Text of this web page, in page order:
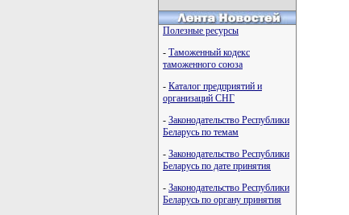
Полезные ресурсы
- Таможенный кодекс
таможенного союза
- Каталог предприятий и
организаций СНГ
- Законодательство Республики
Беларусь по темам
- Законодательство Республики
Беларусь по дате принятия
- Законодательство Республики
Беларусь по органу принятия